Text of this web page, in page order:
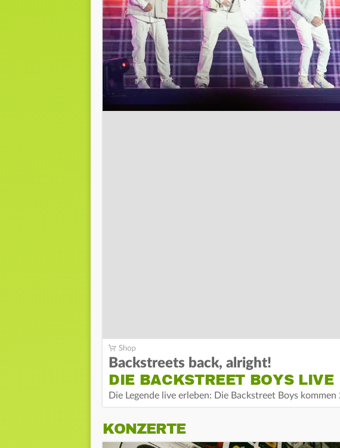
Backstreets back, alright!
DIE BACKSTREET BOYS LIVE
Die Legende live erleben: Die Backstreet Boys
KONZERTE